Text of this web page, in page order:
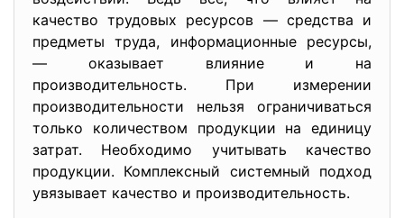
качество трудовых ресурсов — средства и
предметы труда, информационные ресурсы,
— оказывает влияние и на
производительность. При измерении
производительности нельзя ограничиваться
только количеством продукции на единицу
затрат. Необходимо учитывать качество
продукции. Комплексный системный подход
увязывает качество и производительность.